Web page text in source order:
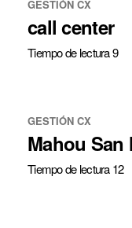
GESTIÓN CX
call center
Tiempo de lectura 9
GESTIÓN CX
Mahou San
Tiempo de lectura 12